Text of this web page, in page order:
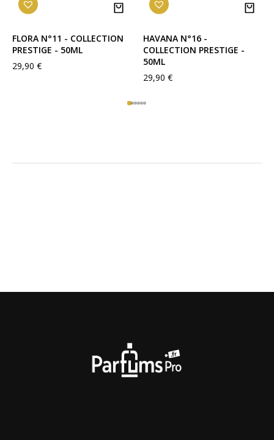
FLORA N°11 - COLLECTION
PRESTIGE - 50ML
29,90 €
HAVANA N°16 -
COLLECTION PRESTIGE -
50ML
29,90 €